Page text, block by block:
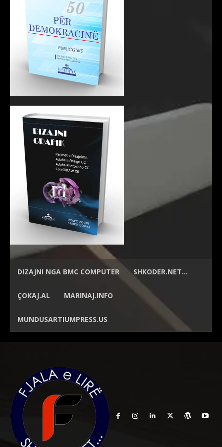
DIZAJNI NGA BMC COMPUTER SHKODER.NET…
ÇOKAJ.AL MARINAJ.INFO
MUNDUSARTIUMPRESS.US